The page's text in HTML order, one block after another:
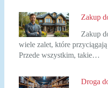
Zakup
Zakup
wiele zalet, które
Przede wszystkim, takie…
Droga